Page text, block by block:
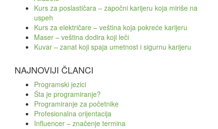
Kurs za poslastičara – započni karijeru koja miriše na
uspeh
Kurs za električare – veština koja pokreće karijeru
Maser – veština dodira koji leči
Kuvar – zanat koji spaja umetnost i sigurnu karijeru
NAJNOVIJI ČLANCI
Programski jezici
Šta je programiranje?
Programiranje za početnike
Profesionalna orijentacija
Influencer – značenje termina